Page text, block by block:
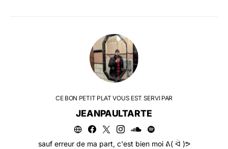
CE BON PETIT PLAT VOUS EST SERVI PAR
JEANPAULTARTE
sauf erreur de ma part, c'est bien moi ᕕ( ᐛ )ᕗ